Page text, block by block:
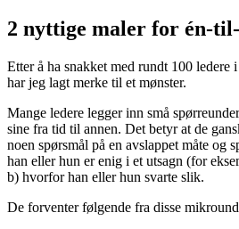
2 nyttige maler for én-
Etter å ha snakket med rundt 100 ledere
har jeg lagt merke til et mønster.
Mange ledere legger inn små
sine fra tid til annen. Det betyr at de
noen spørsmål på en avslappet måte og
han eller hun er enig i et utsagn (for
b) hvorfor han eller hun svarte slik.
De forventer følgende fra disse